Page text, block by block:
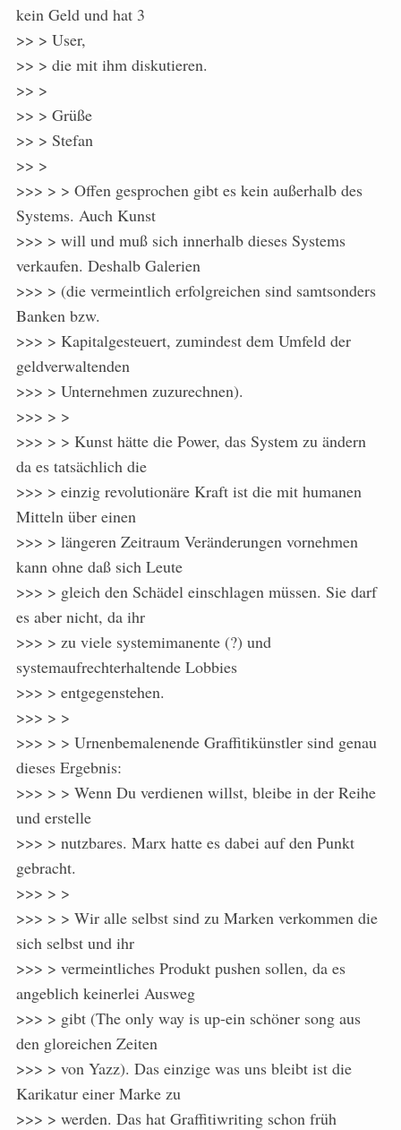
kein Geld und hat 3
>> > User,
>> > die mit ihm diskutieren.
>> >
>> > Grüße
>> > Stefan
>> >
>>> > > Offen gesprochen gibt es kein außerhalb des
Systems. Auch Kunst
>>> > will und muß sich innerhalb dieses Systems
verkaufen. Deshalb Galerien
>>> > (die vermeintlich erfolgreichen sind samtsonders
Banken bzw.
>>> > Kapitalgesteuert, zumindest dem Umfeld der
geldverwaltenden
>>> > Unternehmen zuzurechnen).
>>> > >
>>> > > Kunst hätte die Power, das System zu ändern
da es tatsächlich die
>>> > einzig revolutionäre Kraft ist die mit humanen
Mitteln über einen
>>> > längeren Zeitraum Veränderungen vornehmen
kann ohne daß sich Leute
>>> > gleich den Schädel einschlagen müssen. Sie darf
es aber nicht, da ihr
>>> > zu viele systemimanente (?) und
systemaufrechterhaltende Lobbies
>>> > entgegenstehen.
>>> > >
>>> > > Urnenbemalenende Graffitikünstler sind genau
dieses Ergebnis:
>>> > > Wenn Du verdienen willst, bleibe in der Reihe
und erstelle
>>> > nutzbares. Marx hatte es dabei auf den Punkt
gebracht.
>>> > >
>>> > > Wir alle selbst sind zu Marken verkommen die
sich selbst und ihr
>>> > vermeintliches Produkt pushen sollen, da es
angeblich keinerlei Ausweg
>>> > gibt (The only way is up-ein schöner song aus
den gloreichen Zeiten
>>> > von Yazz). Das einzige was uns bleibt ist die
Karikatur einer Marke zu
>>> > werden. Das hat Graffitiwriting schon früh